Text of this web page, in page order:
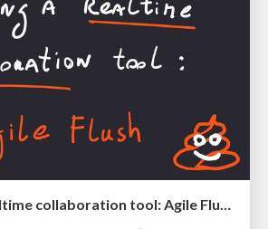
Creating an realtime collaboration tool: Agile Flush - .NET Oxford